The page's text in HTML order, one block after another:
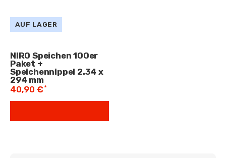
AUF LAGER
NIRO Speichen 100er
Paket +
Speichennippel 2.34 x
294 mm
40,90 €*